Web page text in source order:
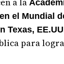
el Mundial
Texas,
para